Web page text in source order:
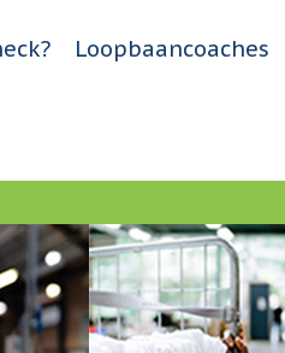
Loopbaancoaches